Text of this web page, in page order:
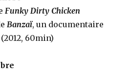
Funky Dirty Chicken
Banzaï, un documentaire
60min)